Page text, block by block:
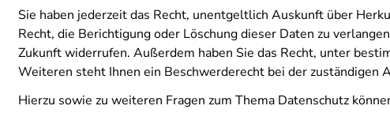
Sie haben jederzeit das Recht, unentgeltlich Auskunft über
Recht, die Berichtigung oder Löschung dieser Daten zu
Zukunft widerrufen. Außerdem haben Sie das Recht, unter
Weiteren steht Ihnen ein Beschwerderecht bei der zuständigen
Hierzu sowie zu weiteren Fragen zum Thema Datenschutz